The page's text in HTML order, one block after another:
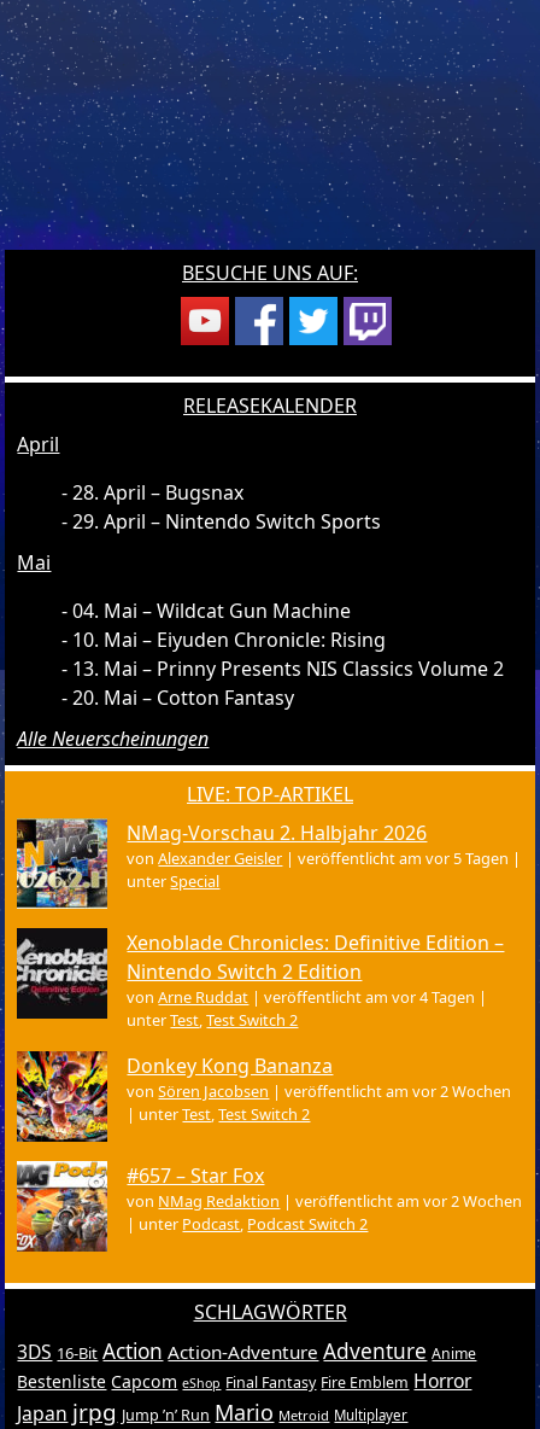
BESUCHE UNS AUF:
RELEASEKALENDER
April
28. April – Bugsnax
29. April – Nintendo Switch Sports
Mai
04. Mai – Wildcat Gun Machine
10. Mai – Eiyuden Chronicle: Rising
13. Mai – Prinny Presents NIS Classics Volume 2
20. Mai – Cotton Fantasy
Alle Neuerscheinungen
LIVE: TOP-ARTIKEL
NMag-Vorschau 2. Halbjahr 2026
vonAlexander Geisler |veröffentlicht am vor 5 Tagen |
unterSpecial
Xenoblade Chronicles: Definitive Edition –
Nintendo Switch 2 Edition
vonArne Ruddat |veröffentlicht am vor 4 Tagen |
unterTest,Test Switch 2
Donkey Kong Bananza
vonSören Jacobsen |veröffentlicht am vor 2 Wochen
| unterTest,Test Switch 2
#657 – Star Fox
von NMag Redaktion |veröffentlicht am vor 2 Wochen
| unter Podcast, Podcast Switch 2
SCHLAGWÖRTER
3DS 16-Bit Action Action-Adventure Adventure Anime
Bestenliste Capcom eShop Final Fantasy Fire Emblem Horror
Japan jrpg Jump ’n’ Run Mario Metroid Multiplayer